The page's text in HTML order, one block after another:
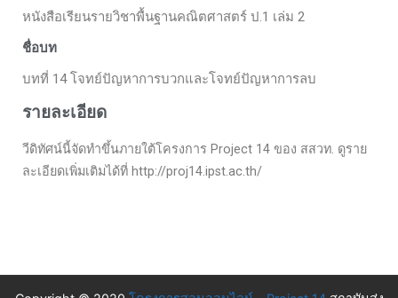
หนังสือเรียนรายวิชาพื้นฐานคณิตศาสตร์ ป.1 เล่ม 2
ชื่อบท
บทที่ 14 โจทย์ปัญหาการบวกและโจทย์ปัญหาการลบ
รายละเอียด
วีดิทัศน์นี้จัดทำขึ้นภายใต้โครงการ Project 14 ของ สสวท. ดูราย
ละเอียดเพิ่มเติมได้ที่ http://proj14.ipst.ac.th/